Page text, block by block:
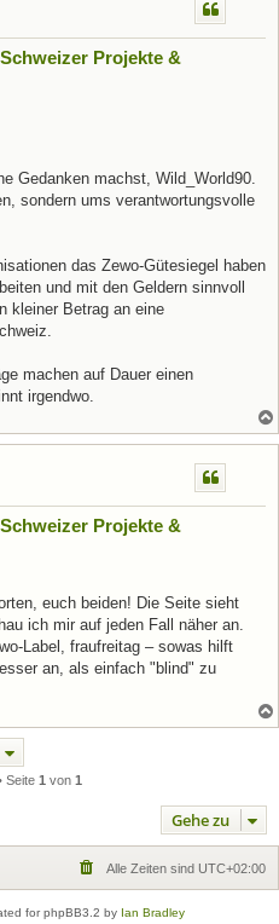
Projekte &
Gedanken machst, Wild_World90.
sondern ums verantwortungsvolle
das Zewo-Gütesiegel haben
und mit den Geldern sinnvoll
kleiner Betrag an eine
machen auf Dauer einen
irgendwo.
Projekte &
euch beiden! Die Seite sieht
ich mir auf jeden Fall näher an.
Label, fraufreitag – sowas hilft
an, als einfach "blind" zu
Seite 1 von 1
Gehe zu
Alle Zeiten sind UTC+02:00
for phpBB3.2 by Ian Bradley